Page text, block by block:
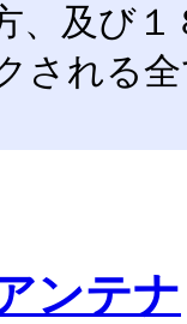
、及び
される
ンテナ